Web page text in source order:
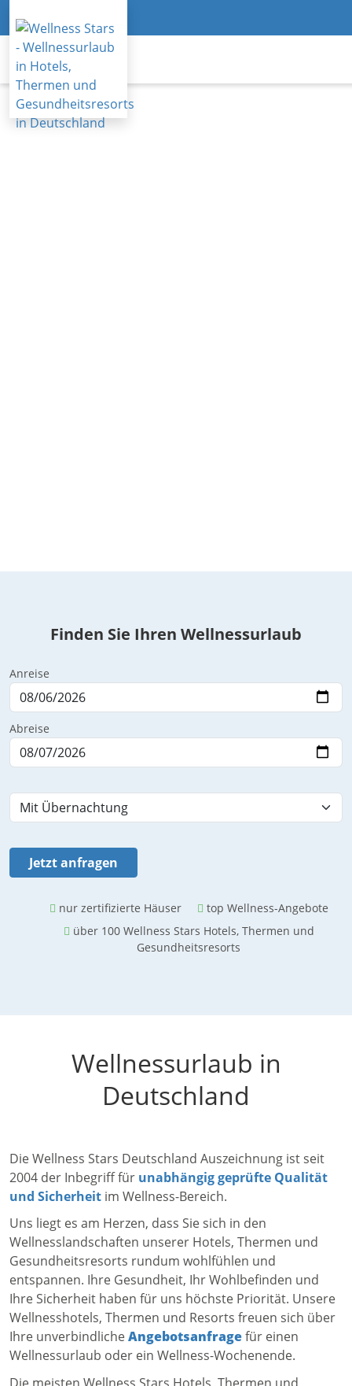
Finden Sie Ihren Wellnessurlaub
Anreise
Abreise
Jetzt anfragen
nur zertifizierte Häuser
top Wellness-Angebote
über 100 Wellness Stars Hotels, Thermen und
Gesundheitsresorts
Wellnessurlaub in
Deutschland
Die Wellness Stars Deutschland Auszeichnung ist seit
2004 der Inbegriff für unabhängig geprüfte Qualität
und Sicherheit im Wellness-Bereich.
Uns liegt es am Herzen, dass Sie sich in den
Wellnesslandschaften unserer Hotels, Thermen und
Gesundheitsresorts rundum wohlfühlen und
entspannen. Ihre Gesundheit, Ihr Wohlbefinden und
Ihre Sicherheit haben für uns höchste Priorität. Unsere
Wellnesshotels, Thermen und Resorts freuen sich über
Ihre unverbindlicheAngebotsanfragefür einen
Wellnessurlaub oder ein Wellness-Wochenende.
Die meisten Wellness Stars Hotels, Thermen und